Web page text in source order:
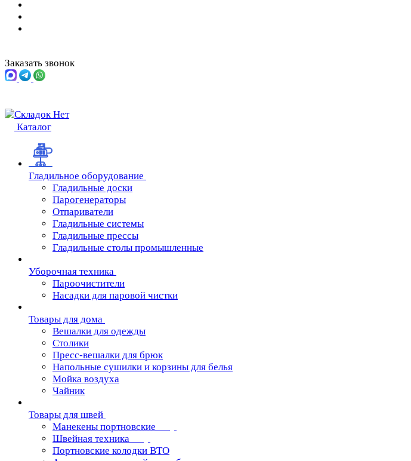
Заказать звонок
Каталог
Гладильное оборудование
Гладильные доски
Парогенераторы
Отпариватели
Гладильные системы
Гладильные прессы
Гладильные столы промышленные
Уборочная техника
Пароочистители
Насадки для паровой чистки
Товары для дома
Вешалки для одежды
Столики
Пресс-вешалки для брюк
Напольные сушилки и корзины для белья
Мойка воздуха
Чайник
Товары для швей
Манекены портновские
Швейная техника
Портновские колодки ВТО